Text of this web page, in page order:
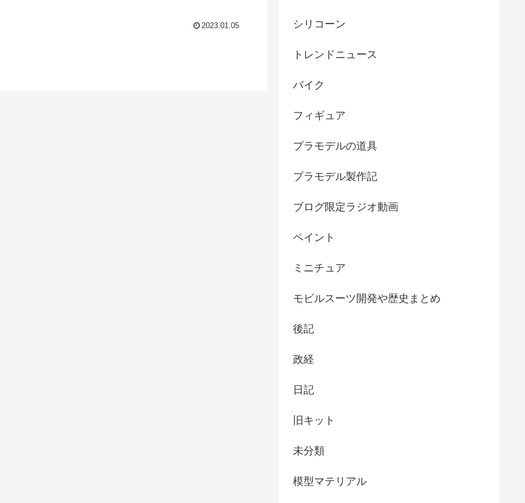
2023.01.05 シリコーン
トレンドニュース
バイク
フィギュア
プラモデルの道具
プラモデル製作記
ブログ限定ラジオ動画
ペイント
ミニチュア
モビルスーツ開発や歴史まとめ
後記
政経
日記
旧キット
未分類
模型マテリアル